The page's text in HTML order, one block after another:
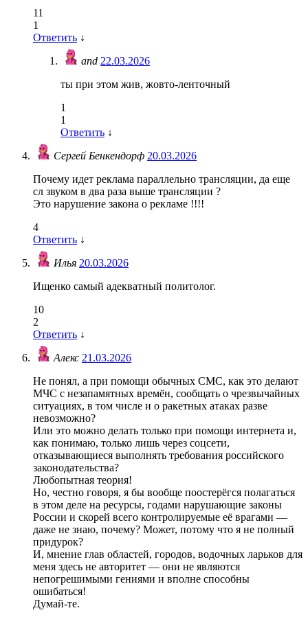
11
1
Ответить ↓
and 22.03.2026
ты при этом жив, жовто-ленточный
1
1
Ответить ↓
Сергей Бенкендорф 20.03.2026
Почему идет реклама параллельно трансляции, да еще
сл звуком в два раза выше трансляции ?
Это нарушение закона о рекламе !!!!
4
Ответить ↓
Илья 20.03.2026
Ищенко самый адекватный политолог.
10
2
Ответить ↓
Алекс 21.03.2026
Не понял, а при помощи обычных СМС, как это делают
МЧС с незапамятных времён, сообщать о чрезвычайных
ситуациях, в том числе и о ракетных атаках разве
невозможно?
Или это можно делать только при помощи интернета и,
как понимаю, только лишь через соцсети,
отказывающиеся выполнять требования российского
законодательства?
Любопытная теория!
Но, честно говоря, я бы вообще поостерёгся полагаться
в этом деле на ресурсы, годами нарушающие законы
России и скорей всего контролируемые её врагами —
даже не знаю, почему? Может, потому что я не полный
придурок?
И, мнение глав областей, городов, водочных ларьков для
меня здесь не авторитет — они не являются
непогрешимыми гениями и вполне способны
ошибаться!
Думай-те.